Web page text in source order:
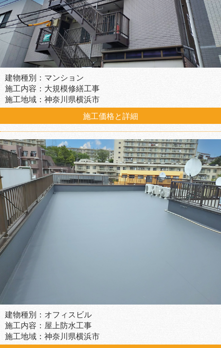
建物種別：マンション
施工内容：大規模修繕工事
施工地域：神奈川県横浜市
施工価格と詳細
建物種別：オフィスビル
施工内容：屋上防水工事
施工地域：神奈川県横浜市